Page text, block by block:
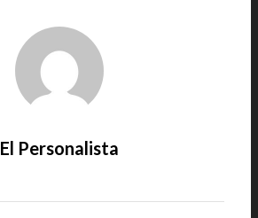
El Personalista